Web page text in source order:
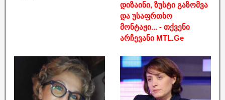
დიზაინი, ზუსტი გაზომვა
და უსაფრთხო
მონტაჟი... - თქვენი
არჩევანი MTL.Ge